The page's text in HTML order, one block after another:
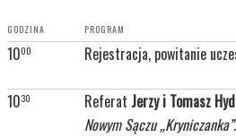
GODZINA PROGRAM
1000 Rejestracja, powitanie
1030 Referat Jerzy i Tomasz
Nowym Sączu „Kryniczanka”.